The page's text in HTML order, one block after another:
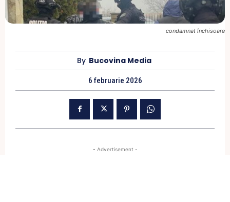
condamnat închisoare
By Bucovina Media
6 februarie 2026
- Advertisement -